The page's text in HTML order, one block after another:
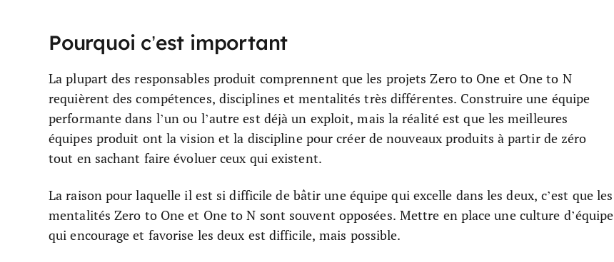
Pourquoi c’est important
La plupart des responsables produit comprennent que les projets Zero to One et One to N
requièrent des compétences, disciplines et mentalités très différentes. Construire une équipe
performante dans l’un ou l’autre est déjà un exploit, mais la réalité est que les meilleures
équipes produit ont la vision et la discipline pour créer de nouveaux produits à partir de zéro
tout en sachant faire évoluer ceux qui existent.
La raison pour laquelle il est si difficile de bâtir une équipe qui excelle dans les deux, c’est que les
mentalités Zero to One et One to N sont souvent opposées. Mettre en place une culture d’équipe
qui encourage et favorise les deux est difficile, mais possible.